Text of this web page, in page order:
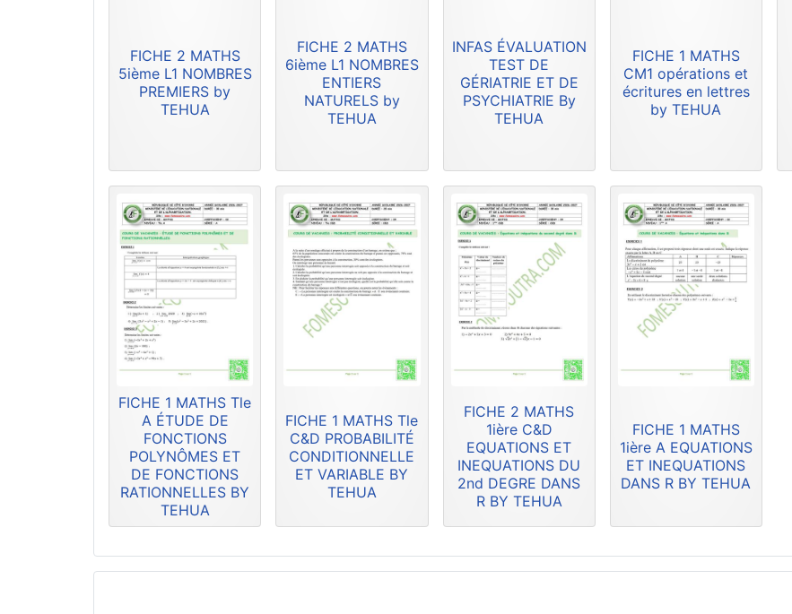
FICHE 2 MATHS
5ième L1 NOMBRES
PREMIERS by
TEHUA
FICHE 2 MATHS
6ième L1 NOMBRES
ENTIERS
NATURELS by
TEHUA
INFAS ÉVALUATION
TEST DE
GÉRIATRIE ET DE
PSYCHIATRIE By
TEHUA
FICHE 1 MATHS
CM1 opérations et
écritures en lettres
by TEHUA
FICHE 1 MATHS Tle
A ÉTUDE DE
FONCTIONS
POLYNÔMES ET
DE FONCTIONS
RATIONNELLES BY
TEHUA
FICHE 1 MATHS Tle
C&D PROBABILITÉ
CONDITIONNELLE
ET VARIABLE BY
TEHUA
FICHE 2 MATHS
1ière C&D
EQUATIONS ET
INEQUATIONS DU
2nd DEGRE DANS
R BY TEHUA
FICHE 1 MATHS
1ière A EQUATIONS
ET INEQUATIONS
DANS R BY TEHUA